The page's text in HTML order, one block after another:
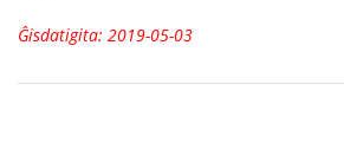
Ĝisdatigita: 2019-05-03